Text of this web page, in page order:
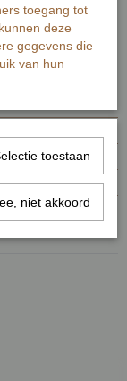
inkt.
toegang tot
deze
gegevens die
van hun
toestaan
niet akkoord